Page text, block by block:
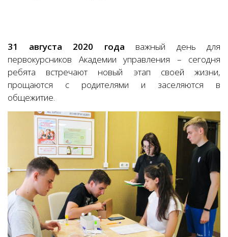
31 августа 2020 года важный день для
первокурсников Академии управления – сегодня
ребята встречают новый этап своей жизни,
прощаются с родителями и заселяются в
общежитие.